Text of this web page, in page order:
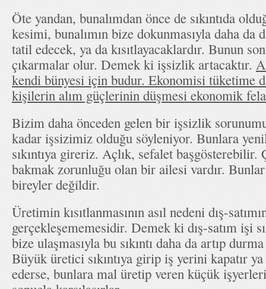
Öte yandan, bunalımdan önce de sıkıntıda
kesimi, bunalımın bize dokunmasıyla daha
tatil edecek, ya da kısıtlayacaklardır. Bunun
çıkarmalar olur. Demek ki işsizlik artacaktır.
kendi bünyesi için budur. Ekonomisi tüketime
kişilerin alım güçlerinin düşmesi ekonomik
Bizim daha önceden gelen bir işsizlik
kadar işsizimiz olduğu söyleniyor. Bunlara
sıkıntıya gireriz. Açlık, sefalet başgösterebilir.
bakmak zorunluğu olan bir ailesi vardır. Bunlar
bireyler değildir.
Üretimin kısıtlanmasının asıl nedeni dış-
gerçekleşememesidir. Demek ki dış-satım işi
bize ulaşmasıyla bu sıkıntı daha da artıp
Büyük üretici sıkıntıya girip iş yerini kapatır
ederse, bunlara mal üretip veren küçük